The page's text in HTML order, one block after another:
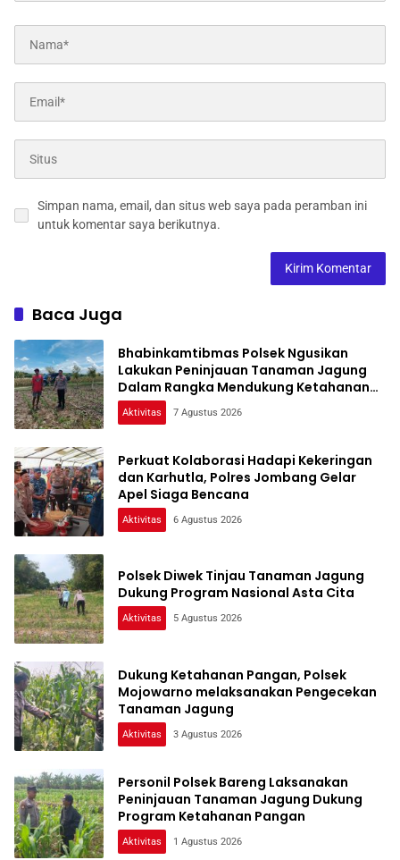
Simpan nama, email, dan situs web saya pada peramban ini
untuk komentar saya berikutnya.
Baca Juga
Bhabinkamtibmas Polsek Ngusikan
Lakukan Peninjauan Tanaman Jagung
Dalam Rangka Mendukung Ketahanan
Pangan
Aktivitas 7 Agustus 2026
Perkuat Kolaborasi Hadapi Kekeringan
dan Karhutla, Polres Jombang Gelar
Apel Siaga Bencana
Aktivitas 6 Agustus 2026
Polsek Diwek Tinjau Tanaman Jagung
Dukung Program Nasional Asta Cita
Aktivitas 5 Agustus 2026
Dukung Ketahanan Pangan, Polsek
Mojowarno melaksanakan Pengecekan
Tanaman Jagung
Aktivitas 3 Agustus 2026
Personil Polsek Bareng Laksanakan
Peninjauan Tanaman Jagung Dukung
Program Ketahanan Pangan
Aktivitas 1 Agustus 2026